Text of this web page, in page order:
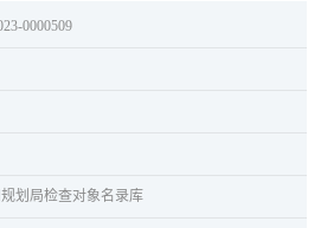
0000509
划局检查对象名录库